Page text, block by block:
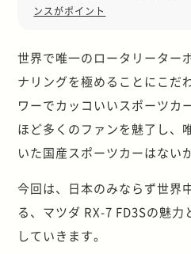
ンスがポイント
世界で唯一のロータリーター
ナリングを極めることにこだ
ワーでカッコいいスポーツカ
ほど多くのファンを魅了し、
いた国産スポーツカーはない
今回は、日本のみならず世界
る、マツダ RX-7 FD3Sの魅
していきます。